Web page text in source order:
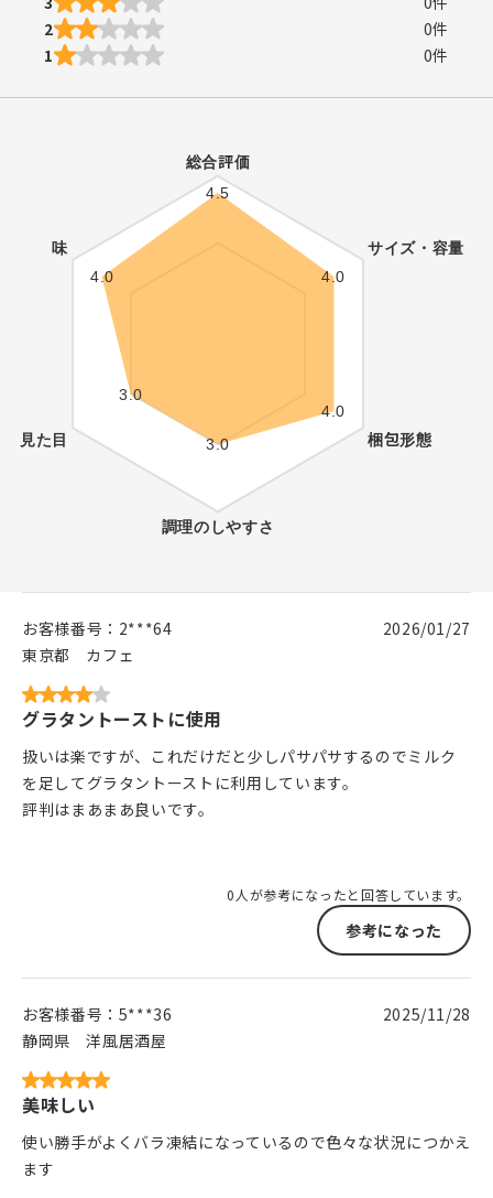
2
0件
1
0件
お客様番号： 2***64
東京都
カフェ
2026/01/27
グラタントーストに使用
扱いは楽ですが、これだけだと少しパサパサするのでミルク
を足してグラタントーストに利用しています。
評判はまあまあ良いです。
0人が参考になったと回答しています。
参考になった
お客様番号： 5***36
静岡県
洋風居酒屋
2025/11/28
美味しい
使い勝手がよくバラ凍結になっているので色々な状況につかえ
ます